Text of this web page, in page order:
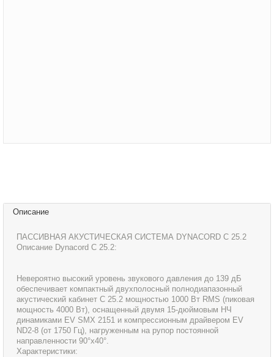
Описание
ПАССИВНАЯ АКУСТИЧЕСКАЯ СИСТЕМА DYNACORD C 25.2
Описание Dynacord C 25.2:
Невероятно высокий уровень звукового давления до 139 дБ
обеспечивает компактный двухполосный полнодиапазонный
акустический кабинет C 25.2 мощностью 1000 Вт RMS (пиковая
мощность 4000 Вт), оснащенный двумя 15-дюймовым НЧ
динамиками EV SMX 2151 и компрессионным драйвером EV
ND2-8 (от 1750 Гц), нагруженным на рупор постоянной
направленности 90°х40°.
Характеристики: